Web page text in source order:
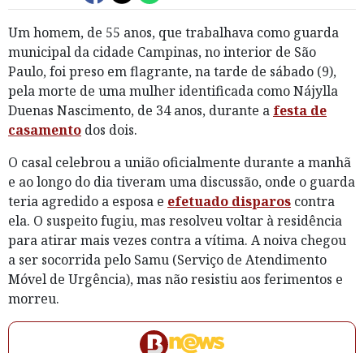
Um homem, de 55 anos, que trabalhava como guarda
municipal da cidade Campinas, no interior de São
Paulo, foi preso em flagrante, na tarde de sábado (9),
pela morte de uma mulher identificada como Nájylla
Duenas Nascimento, de 34 anos, durante a festa de
casamento dos dois.
O casal celebrou a união oficialmente durante a manhã
e ao longo do dia tiveram uma discussão, onde o guarda
teria agredido a esposa e efetuado disparos contra
ela. O suspeito fugiu, mas resolveu voltar à residência
para atirar mais vezes contra a vítima. A noiva chegou
a ser socorrida pelo Samu (Serviço de Atendimento
Móvel de Urgência), mas não resistiu aos ferimentos e
morreu.